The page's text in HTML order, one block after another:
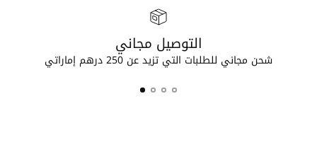
التوصيل مجاني
شحن مجاني للطلبات التي تزيد عن 250 درهم إماراتي